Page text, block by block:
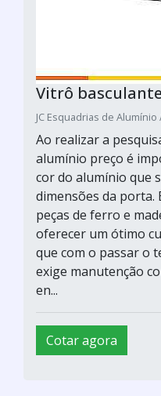
Vitrô
JC Esquadrias de
Ao realizar a
alumínio preço é
cor do alumínio que
dimensões da porta.
peças de ferro e
oferecer um ótimo
que com o passar o
exige manutenção
en...
Cotar agora